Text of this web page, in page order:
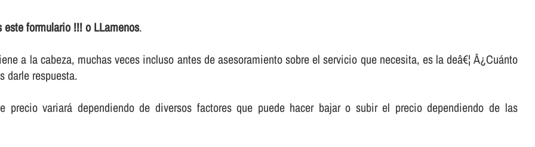
este formulario !!! o LLamenos.
a la cabeza, muchas veces incluso antes de asesoramiento sobre el servicio que necesita, es la deâ€¦ Â¿Cuánto
darle respuesta.
precio variará dependiendo de diversos factores que puede hacer bajar o subir el precio dependiendo de las